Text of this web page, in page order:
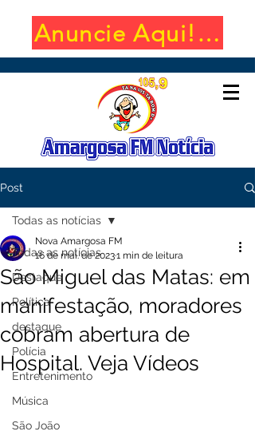
Anuncie Aqui!
Post
Todas as notícias
Destaque
Política
destaque
Polícia
Entretenimento
Música
São João
Todas as notícias
São Miguel das Matas: em
manifestação, moradores
cobram abertura de
Hospital. Veja Vídeos
Nova Amargosa FM
16 de mai. de 20231 min de leitura